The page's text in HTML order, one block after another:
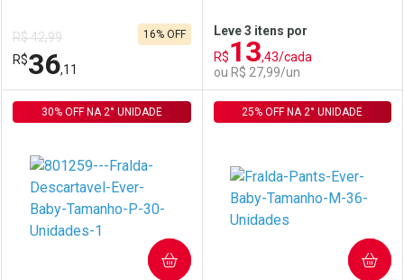
Comprar sem Desconto
Por R$ 242,70/cada
Comprar sem Desconto
Por R$ 242,70/cada
Comprar sem Desconto
Por R$ 23,93/cada
Comprar sem Desconto
Por R$ 23,93/cada
R$ 42,99
R$36,11
16% OFF
FECHAR
Laboratório
FECHAR
Por Menos
Leve 3 itens por
R$13,43/cada
ou R$ 27,99/un
Laboratório
Por Menos
30% OFF NA 2° UNIDADE
COMPRAR
25% OFF NA 2° UNIDADE
COMPRAR